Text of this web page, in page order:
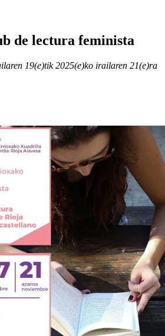
de lectura feminista
19(e)tik 2025(e)ko irailaren 21(e)ra